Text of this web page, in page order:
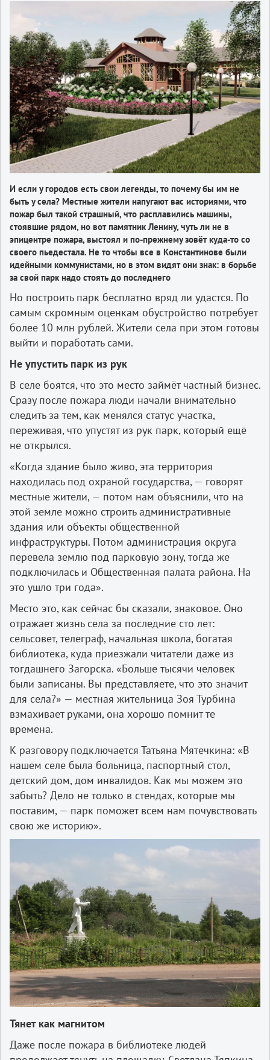
И если у городов есть свои легенды, то почему бы им не
быть у села? Местные жители напугают вас историями, что
пожар был такой страшный, что расплавились машины,
стоявшие рядом, но вот памятник Ленину, чуть ли не в
эпицентре пожара, выстоял и по-прежнему зовёт куда-то со
своего пьедестала. Не то чтобы все в Константинове были
идейными коммунистами, но в этом видят они знак: в борьбе
за свой парк надо стоять до последнего
Но построить парк бесплатно вряд ли удастся. По
самым скромным оценкам обустройство потребует
более 10 млн рублей. Жители села при этом готовы
выйти и поработать сами.
Не упустить парк из рук
В селе боятся, что это место займёт частный бизнес.
Сразу после пожара люди начали внимательно
следить за тем, как менялся статус участка,
переживая, что упустят из рук парк, который ещё
не открылся.
«Когда здание было живо, эта территория
находилась под охраной государства, — говорят
местные жители, — потом нам объяснили, что на
этой земле можно строить административные
здания или объекты общественной
инфраструктуры. Потом администрация округа
перевела землю под парковую зону, тогда же
подключилась и Общественная палата района. На
это ушло три года».
Место это, как сейчас бы сказали, знаковое. Оно
отражает жизнь села за последние сто лет:
сельсовет, телеграф, начальная школа, богатая
библиотека, куда приезжали читатели даже из
тогдашнего Загорска. «Больше тысячи человек
были записаны. Вы представляете, что это значит
для села?» — местная жительница Зоя Турбина
взмахивает руками, она хорошо помнит те
времена.
К разговору подключается Татьяна Мятечкина: «В
нашем селе была больница, паспортный стол,
детский дом, дом инвалидов. Как мы можем это
забыть? Дело не только в стендах, которые мы
поставим, — парк поможет всем нам почувствовать
свою же историю».
Тянет как магнитом
Даже после пожара в библиотеке людей